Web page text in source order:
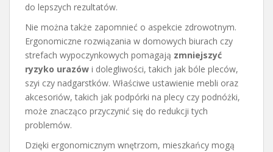
do lepszych rezultatów.
Nie można także zapomnieć o aspekcie zdrowotnym.
Ergonomiczne rozwiązania w domowych biurach czy
strefach wypoczynkowych pomagają zmniejszyć
ryzyko urazów i dolegliwości, takich jak bóle pleców,
szyi czy nadgarstków. Właściwe ustawienie mebli oraz
akcesoriów, takich jak podpórki na plecy czy podnóżki,
może znacząco przyczynić się do redukcji tych
problemów.
Dzięki ergonomicznym wnętrzom, mieszkańcy mogą